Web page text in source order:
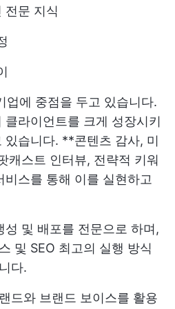
전문 지식
업에 중점을 두고 있습니다.
라이언트를 크게 성장시키
있습니다. **콘텐츠 감사, 미
캐스트 인터뷰, 전략적 키워
비스를 통해 이를 실현하고
성 및 배포를 전문으로 하며,
및 SEO 최고의 실행 방식
다.
드와 브랜드 보이스를 활용